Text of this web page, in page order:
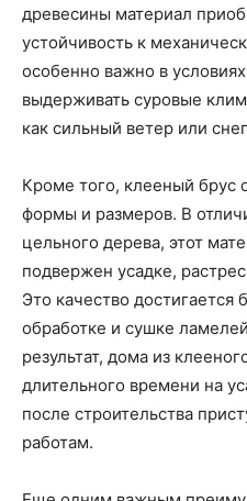
древесины материал
устойчивость к
особенно важно в
выдерживать суровые
как сильный ветер или
Кроме того, клееный брус
формы и размеров. В
цельного дерева, этот
подвержен усадке,
Это качество достигается
обработке и сушке
результат, дома из
длительного времени на
после строительства
работам.